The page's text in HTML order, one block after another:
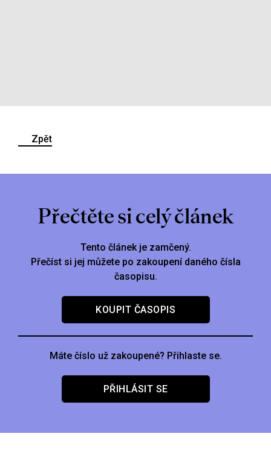
Zpět
Přečtěte si celý článek
Tento článek je zamčený.
Přečíst si jej můžete po zakoupení daného čísla
časopisu.
KOUPIT ČASOPIS
Máte číslo už zakoupené? Přihlaste se.
PŘIHLÁSIT SE